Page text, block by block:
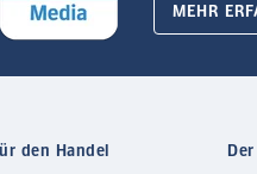
MEHR
den Handel